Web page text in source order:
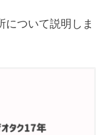
について説明しま